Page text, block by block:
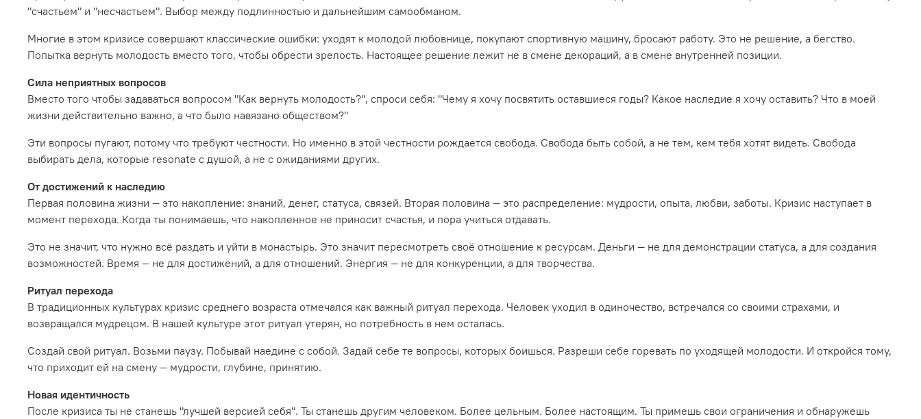
"счастьем" и "несчастьем". Выбор между подлинностью и дальнейшим самообманом.
Многие в этом кризисе совершают классические ошибки: уходят к молодой любовнице, покупают спортивную машину, бросают работу. Это не решение, а бегство.
Попытка вернуть молодость вместо того, чтобы обрести зрелость. Настоящее решение лежит не в смене декораций, а в смене внутренней позиции.
Сила неприятных вопросов
Вместо того чтобы задаваться вопросом "Как вернуть молодость?", спроси себя: "Чему я хочу посвятить оставшиеся годы? Какое наследие я хочу оставить? Что в моей
жизни действительно важно, а что было навязано обществом?"
Эти вопросы пугают, потому что требуют честности. Но именно в этой честности рождается свобода. Свобода быть собой, а не тем, кем тебя хотят видеть. Свобода
выбирать дела, которые resonate с душой, а не с ожиданиями других.
От достижений к наследию
Первая половина жизни — это накопление: знаний, денег, статуса, связей. Вторая половина — это распределение: мудрости, опыта, любви, заботы. Кризис наступает в
момент перехода. Когда ты понимаешь, что накопленное не приносит счастья, и пора учиться отдавать.
Это не значит, что нужно всё раздать и уйти в монастырь. Это значит пересмотреть своё отношение к ресурсам. Деньги — не для демонстрации статуса, а для создания
возможностей. Время — не для достижений, а для отношений. Энергия — не для конкуренции, а для творчества.
Ритуал перехода
В традиционных культурах кризис среднего возраста отмечался как важный ритуал перехода. Человек уходил в одиночество, встречался со своими страхами, и
возвращался мудрецом. В нашей культуре этот ритуал утерян, но потребность в нем осталась.
Создай свой ритуал. Возьми паузу. Побывай наедине с собой. Задай себе те вопросы, которых боишься. Разреши себе горевать по уходящей молодости. И откройся тому,
что приходит ей на смену — мудрости, глубине, принятию.
Новая идентичность
После кризиса ты не станешь "лучшей версией себя". Ты станешь другим человеком. Более цельным. Более настоящим. Ты примешь свои ограничения и обнаружешь